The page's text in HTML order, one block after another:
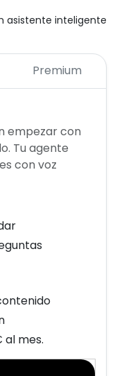
asistente inteligente
Premium
empezar con
Tu agente
con voz
al mes.